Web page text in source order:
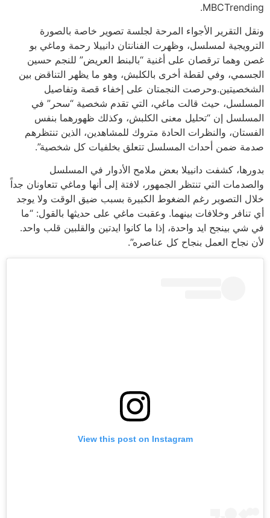
MBCTrending.
ونقل التقرير الأجواء المرحة لجلسة تصوير خاصة بالصورة
الترويجية لمسلسل، وظهرت الفنانتان دانييلا رحمة وماغي بو
غصن وهما ترقصان على أغنية “بالبنط العريض” للنجم حسين
الجسمي، وفي لقطة أخرى بالكلبش، وهو ما يظهر التناقض بين
الشخصيتين.وحرصت النجمتان على إخفاء قصة وتفاصيل
المسلسل، حيث قالت ماغي، التي تقدم شخصية “سحر” في
المسلسل إن “تحليل معنى الكلبش، وكذلك ظهورهما بنفس
الفستان، والنظرات الحادة متروك للمشاهدين، الذين تنتظرهم
صدمة ضمن أحداث المسلسل تتعلق بخلفيات كل شخصية”.
بدورها، كشفت دانييلا بعض ملامح الأدوار في المسلسل
والصدمات التي تنتظر الجمهور، لافتة إلى أنها وماغي تتعاونان جداً
خلال التصوير رغم الضغوط الكبيرة بسبب ضيق الوقت ولا يوجد
أي تنافر وخلافات بينهما. وعقبت ماغي على حديثها بالقول: “ما
في شي بينجح ايد واحدة، إذا ما كانوا ايدتين والقلبين قلب واحد.
لأن نجاح العمل بنجاح كل عناصره”.
View this post on Instagram